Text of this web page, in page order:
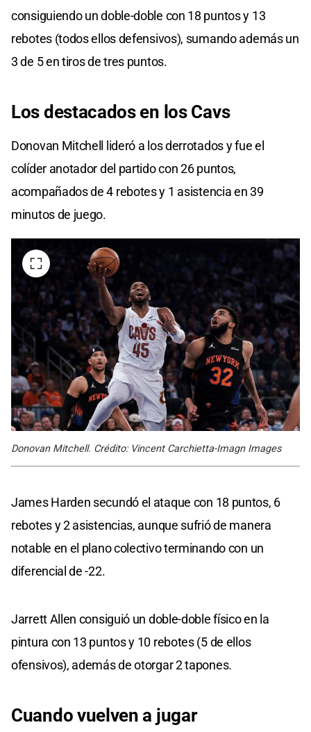
consiguiendo un doble-doble con 18 puntos y 13
rebotes (todos ellos defensivos), sumando además un
3 de 5 en tiros de tres puntos.
Los destacados en los Cavs
Donovan Mitchell lideró a los derrotados y fue el
colíder anotador del partido con 26 puntos,
acompañados de 4 rebotes y 1 asistencia en 39
minutos de juego.
Donovan Mitchell. Crédito: Vincent Carchietta-Imagn Images
James Harden secundó el ataque con 18 puntos, 6
rebotes y 2 asistencias, aunque sufrió de manera
notable en el plano colectivo terminando con un
diferencial de -22.
Jarrett Allen consiguió un doble-doble físico en la
pintura con 13 puntos y 10 rebotes (5 de ellos
ofensivos), además de otorgar 2 tapones.
Cuando vuelven a jugar